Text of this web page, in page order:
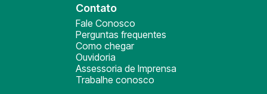
Contato
Fale Conosco
Perguntas frequentes
Como chegar
Ouvidoria
Assessoria de Imprensa
Trabalhe conosco